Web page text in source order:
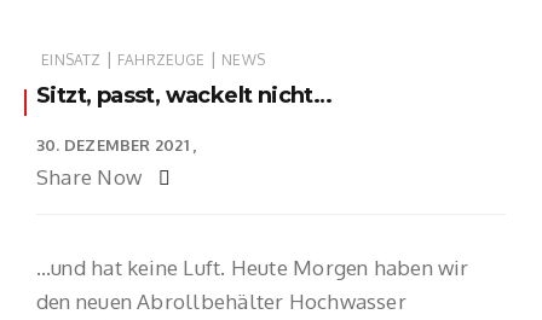
EINSATZ | FAHRZEUGE | NEWS
Sitzt, passt, wackelt nicht…
30. DEZEMBER 2021
Share Now
…und hat keine Luft. Heute Morgen haben wir
den neuen Abrollbehälter Hochwasser